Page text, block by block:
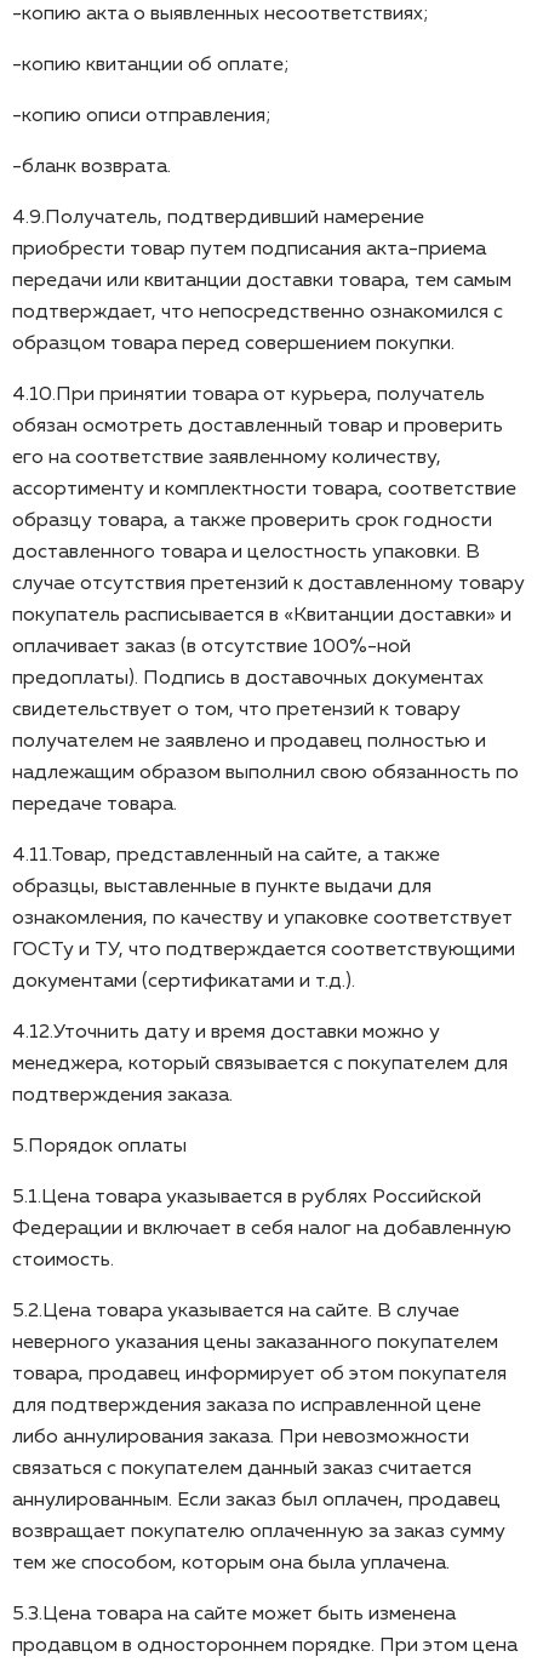
-копию акта о выявленных несоответствиях;
-копию квитанции об оплате;
-копию описи отправления;
-бланк возврата.
4.9.Получатель, подтвердивший намерение
приобрести товар путем подписания акта-приема
передачи или квитанции доставки товара, тем самым
подтверждает, что непосредственно ознакомился с
образцом товара перед совершением покупки.
4.10.При принятии товара от курьера, получатель
обязан осмотреть доставленный товар и проверить
его на соответствие заявленному количеству,
ассортименту и комплектности товара, соответствие
образцу товара, а также проверить срок годности
доставленного товара и целостность упаковки. В
случае отсутствия претензий к доставленному товару
покупатель расписывается в «Квитанции доставки» и
оплачивает заказ (в отсутствие 100%-ной
предоплаты). Подпись в доставочных документах
свидетельствует о том, что претензий к товару
получателем не заявлено и продавец полностью и
надлежащим образом выполнил свою обязанность по
передаче товара.
4.11.Товар, представленный на сайте, а также
образцы, выставленные в пункте выдачи для
ознакомления, по качеству и упаковке соответствует
ГОСТу и ТУ, что подтверждается соответствующими
документами (сертификатами и т.д.).
4.12.Уточнить дату и время доставки можно у
менеджера, который связывается с покупателем для
подтверждения заказа.
5.Порядок оплаты
5.1.Цена товара указывается в рублях Российской
Федерации и включает в себя налог на добавленную
стоимость.
5.2.Цена товара указывается на сайте. В случае
неверного указания цены заказанного покупателем
товара, продавец информирует об этом покупателя
для подтверждения заказа по исправленной цене
либо аннулирования заказа. При невозможности
связаться с покупателем данный заказ считается
аннулированным. Если заказ был оплачен, продавец
возвращает покупателю оплаченную за заказ сумму
тем же способом, которым она была уплачена.
5.3.Цена товара на сайте может быть изменена
продавцом в одностороннем порядке. При этом цена